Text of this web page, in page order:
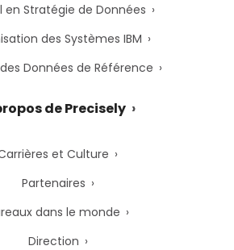
en Stratégie de Données
des Systèmes IBM
Données de Référence
de Precisely
et Culture
Partenaires
dans le monde
Direction